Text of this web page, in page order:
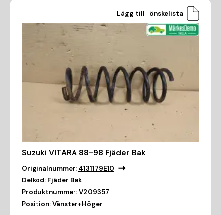
Lägg till i önskelista
Suzuki VITARA 88-98 Fjäder Bak
Originalnummer: 4131179E10
Delkod: Fjäder Bak
Produktnummer:V209357
Position:Vänster+Höger